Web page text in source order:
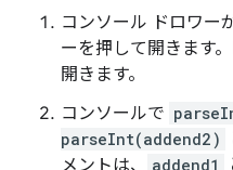
コンソール ドロワー
ーを押して開きます
開きます。
コンソールで
parseInt(addend2)
addend1